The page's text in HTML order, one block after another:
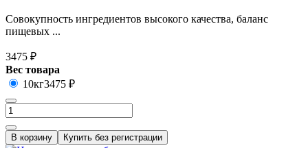
Совокупность ингредиентов высокого качества, баланс
пищевых ...
3475 ₽
Вес товара
10кг3475 ₽
В корзину Купить без регистрации